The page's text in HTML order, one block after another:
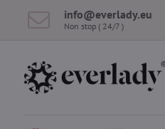
info​@everlady​.eu
Non stop ( 24/7 )